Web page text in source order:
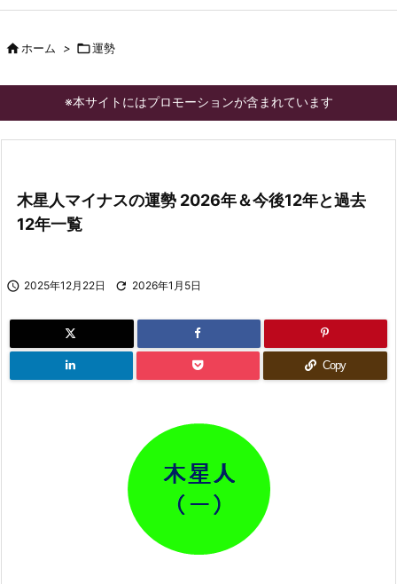
ホーム > 運勢
※本サイトにはプロモーションが含まれています
木星人マイナスの運勢 2026年＆今後12年と過去
12年一覧
 2025年12月22日  2026年1月5日
Copy